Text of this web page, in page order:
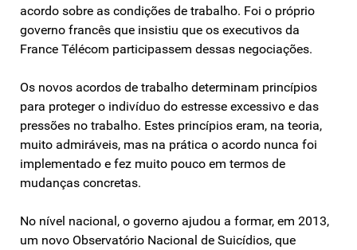
acordo sobre as condições de trabalho. Foi o próprio
governo francês que insistiu que os executivos da
France Télécom participassem dessas negociações.
Os novos acordos de trabalho determinam princípios
para proteger o indivíduo do estresse excessivo e das
pressões no trabalho. Estes princípios eram, na teoria,
muito admiráveis, mas na prática o acordo nunca foi
implementado e fez muito pouco em termos de
mudanças concretas.
No nível nacional, o governo ajudou a formar, em 2013,
um novo Observatório Nacional de Suicídios, que